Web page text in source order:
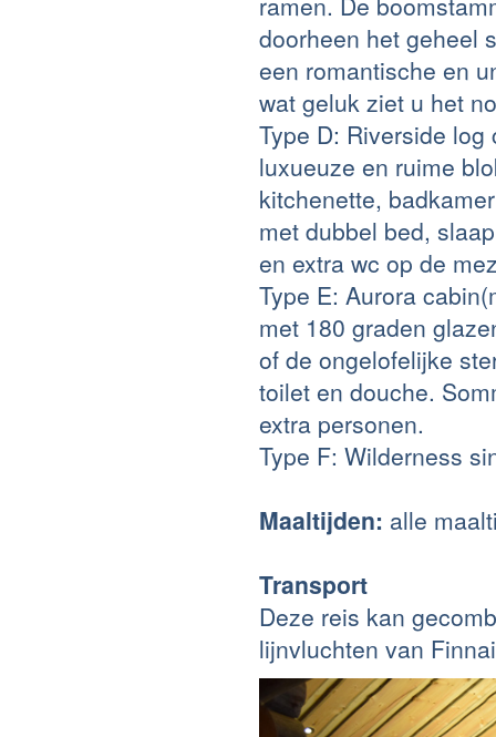
doorheen het geheel
een romantische en
wat geluk ziet u het
Type D: Riverside log
luxueuze en ruime
kitchenette,
met dubbel bed,
en extra wc op de
Type E: Aurora
met 180 graden
of de ongelofelijke
toilet en douche.
extra personen.
Type F: Wilderness
Maaltijden: alle
Transport
Deze reis kan
lijnvluchten van